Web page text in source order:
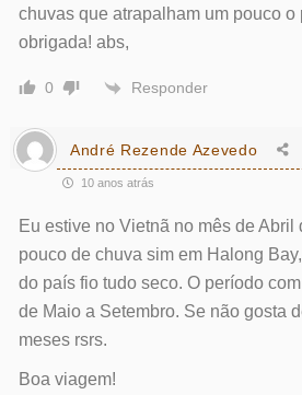
chuvas que atrapalham um pouco o
obrigada! abs,
0 Responder
André Rezende Azevedo
10 anos atrás
Eu estive no Vietnã no mês de Abril
pouco de chuva sim em Halong
do país fio tudo seco. O período
de Maio a Setembro. Se não gosta
meses rsrs.
Boa viagem!